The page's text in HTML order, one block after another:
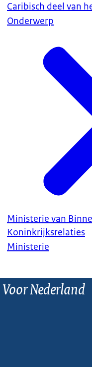
Caribisch deel van
Onderwerp
Ministerie van
Koninkrijksrelaties
Ministerie
Nederland